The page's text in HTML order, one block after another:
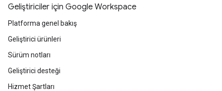
Geliştiriciler için Google Workspace
Platforma genel bakış
Geliştirici ürünleri
Sürüm notları
Geliştirici desteği
Hizmet Şartları